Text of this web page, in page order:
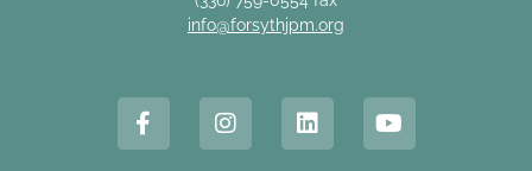
info@forsythjpm.org